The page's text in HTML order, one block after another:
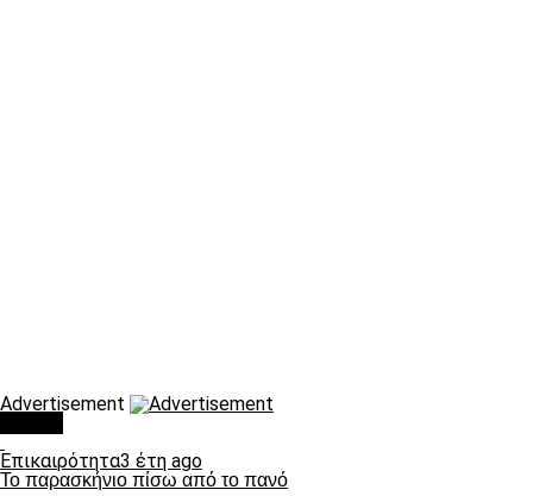
Advertisement
Επικαιρότητα3 έτη ago
Το παρασκήνιο πίσω από το πανό